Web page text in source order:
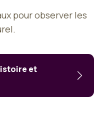
pour observer les
et